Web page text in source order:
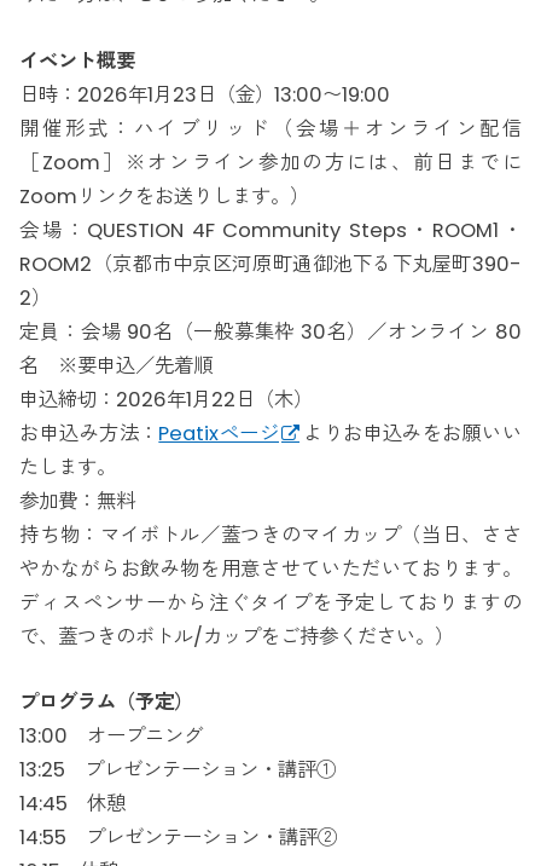
イベント概要
日時：2026年1月23日（金）13:00〜19:00
開催形式：ハイブリッド（会場＋オンライン配信
［Zoom］※オンライン参加の方には、前日までに
Zoomリンクをお送りします。）
会場：QUESTION 4F Community Steps・ROOM1・
ROOM2（京都市中京区河原町通御池下る下丸屋町390-
2）
定員：会場 90名（一般募集枠 30名）／オンライン 80
名 ※要申込／先着順
申込締切：2026年1月22日（木）
お申込み方法： Peatixページ
よりお申込みをお願いい
たします。
参加費：無料
持ち物：マイボトル／蓋つきのマイカップ（当日、ささ
やかながらお飲み物を用意させていただいております。
ディスペンサーから注ぐタイプを予定しておりますの
で、蓋つきのボトル/カップをご持参ください。）
プログラム（予定）
13:00 オープニング
13:25 プレゼンテーション・講評①
14:45 休憩
14:55 プレゼンテーション・講評②